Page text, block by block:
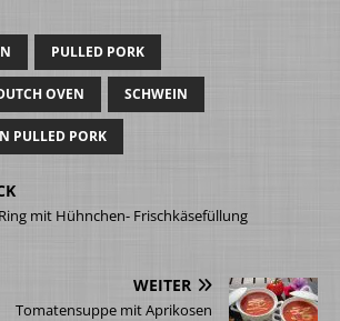
PULLED PORK
OVEN SCHWEIN
PULLED PORK
mit Hühnchen- Frischkäsefüllung
WEITER
Tomatensuppe mit Aprikosen